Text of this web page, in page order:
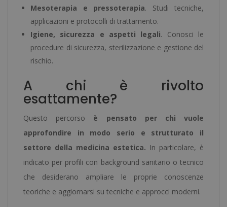
Mesoterapia e pressoterapia. Studi tecniche,
applicazioni e protocolli di trattamento.
Igiene, sicurezza e aspetti legali. Conosci le
procedure di sicurezza, sterilizzazione e gestione del
rischio.
A chi è rivolto
esattamente?
Questo percorso è pensato per chi vuole
approfondire in modo serio e strutturato il
settore della medicina estetica. In particolare, è
indicato per profili con background sanitario o tecnico
che desiderano ampliare le proprie conoscenze
teoriche e aggiornarsi su tecniche e approcci moderni.